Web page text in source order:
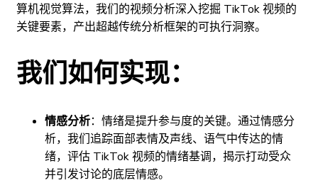
算机视觉算法，我们的视频分析深入挖掘 TikTok 视频的
关键要素，产出超越传统分析框架的可执行洞察。
我们如何实现：
情感分析：情绪是提升参与度的关键。通过情感分
析，我们追踪面部表情及声线、语气中传达的情
绪，评估 TikTok 视频的情绪基调，揭示打动受众
并引发讨论的底层情感。